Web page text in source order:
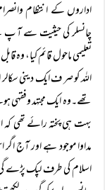
اداروں کے انتظام
چانسلر کی حیثیت سے آ پ
تعلیمی ماحول قائم کیا، وہ
اللہ کو صر ف ایک دینی
تھے۔وہ ایک مجتہد
بہت ہی پختہ رائے تھی کہ
مداوا موجود ہے اور آج اگر
اسلام کی طرف لپک پڑے گی